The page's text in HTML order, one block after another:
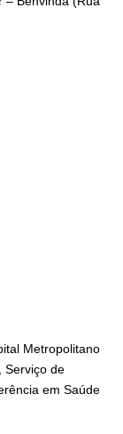
Metropolitano
Serviço de
em Saúde